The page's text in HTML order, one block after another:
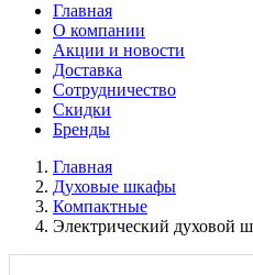
Главная
О компании
Акции и новости
Доставка
Сотрудничество
Скидки
Бренды
Главная
Духовые шкафы
Компактные
Электрический духовой